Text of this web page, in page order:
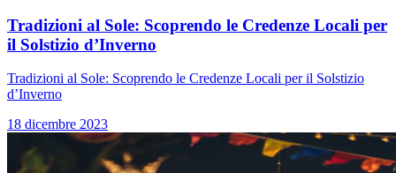
Tradizioni al Sole: Scoprendo le Credenze Locali per
il Solstizio d’Inverno
Tradizioni al Sole: Scoprendo le Credenze Locali per il Solstizio
d’Inverno
18 dicembre 2023